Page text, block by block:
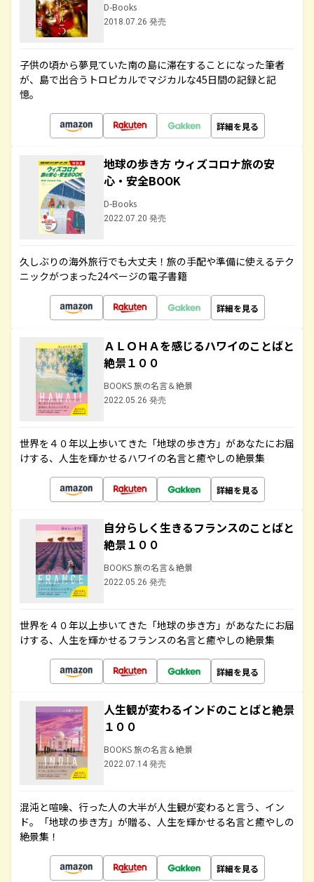
D-Books
2018.07.26 発売
子供の頃から夢見ていた南の島に滞在することになった筆者
が、島で出合うトロピカルでマジカルな45日間の記録と記
憶。
詳細を見る
地球の歩き方 ウィズコロナ旅の安
心・安全BOOK
D-Books
2022.07.20 発売
久しぶりの海外旅行でも大丈夫！旅の手配や準備に使えるテク
ニックがつまった24ページの電子書籍
詳細を見る
ＡＬＯＨＡを感じるハワイのことばと
絶景１００
BOOKS 旅の名言＆絶景
2022.05.26 発売
世界を４０年以上歩いてきた「地球の歩き方」があなたにお届
けする、人生を輝かせるハワイの名言と癒やしの絶景集
詳細を見る
自分らしく生きるフランスのことばと
絶景１００
BOOKS 旅の名言＆絶景
2022.05.26 発売
世界を４０年以上歩いてきた「地球の歩き方」があなたにお届
けする、人生を輝かせるフランスの名言と癒やしの絶景集
詳細を見る
人生観が変わるインドのことばと絶景
１００
BOOKS 旅の名言＆絶景
2022.07.14 発売
混沌と喧噪、行った人の大半が人生観が変わると言う、イン
ド。「地球の歩き方」が贈る、人生を輝かせる名言と癒やしの
絶景集！
詳細を見る